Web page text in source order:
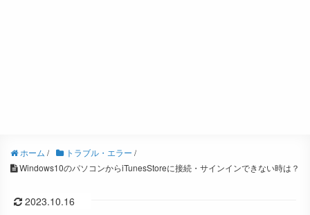
ホーム / トラブル・エラー /
Windows10のパソコンからiTunesStoreに接続・サインインできない時は？
2023.10.16